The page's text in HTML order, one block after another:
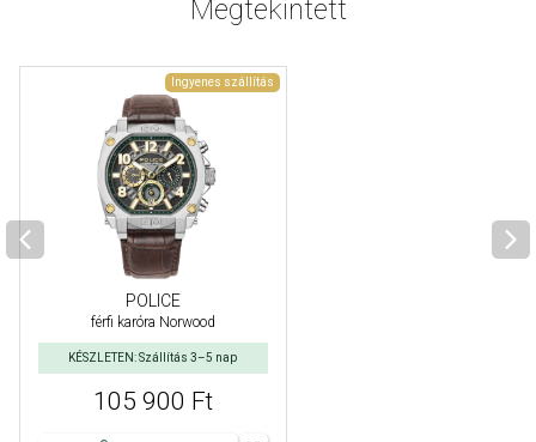
Megtekintett
Ingyenes szállítás
POLICE
férfi karóra Norwood
KÉSZLETEN: Szállítás 3–5 nap
105 900 Ft